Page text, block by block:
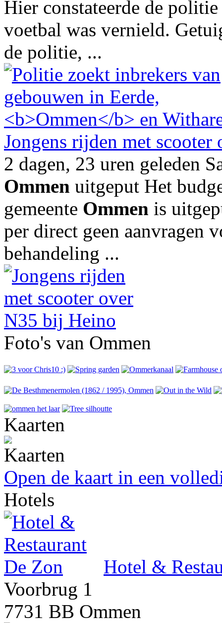
Hier constateerde de
voetbal was vernield.
de politie, ...
Jongens rijden met
2 dagen, 23 uren geleden
Ommen uitgeput Het
gemeente Ommen is
per direct geen aanvragen
behandeling ...
Foto's van Ommen
Kaarten
Open de kaart in een
Hotels
Hotel &
Voorbrug 1
7731 BB Ommen